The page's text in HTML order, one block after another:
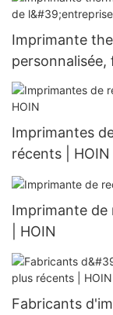
Imprimante
Imprimantes
récents | HOIN
Imprimante de
| HOIN
Fabricants